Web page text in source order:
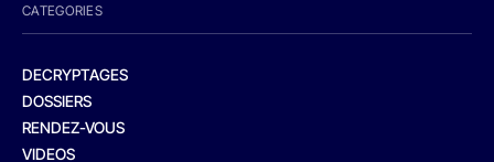
CATEGORIES
DECRYPTAGES
DOSSIERS
RENDEZ-VOUS
VIDEOS